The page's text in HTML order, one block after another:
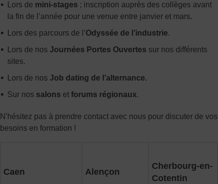
Lors de mini-stages ; inscription auprès des collèges avant
la fin de l’année pour une venue entre janvier et mars.
Lors des parcours de l’Odyssée de l’industrie.
Lors de nos Journées Portes Ouvertes sur nos différents
sites.
Lors de nos Job dating de l’alternance.
Sur nos salons et forums régionaux.
N'hésitez pas à prendre contact avec nous pour discuter de vos
besoins en formation !
Caen Alençon
Cherbourg-en-
Cotentin